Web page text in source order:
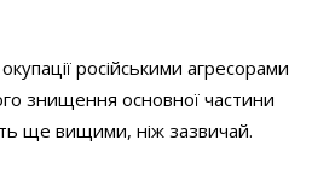
російськими агресорами
знищення основної частини
ще вищими, ніж зазвичай.